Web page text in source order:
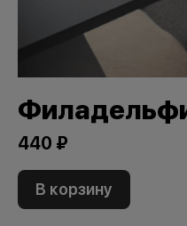
440 ₽
В корзину